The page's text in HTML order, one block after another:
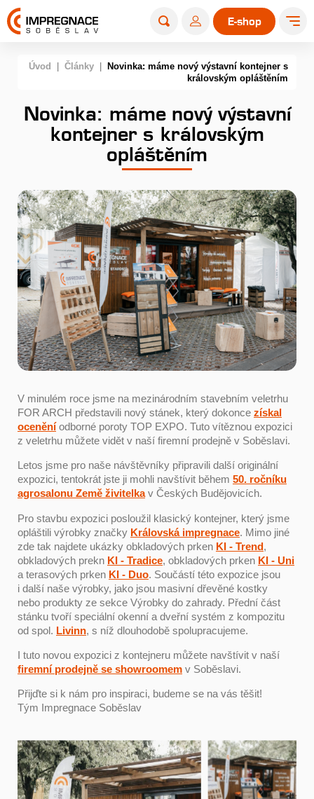
E-shop
Úvod Články
Novinka: máme nový výstavní kontejner s
královským opláštěním
Novinka: máme nový výstavní
kontejner s královským
opláštěním
V minulém roce jsme na mezinárodním stavebním veletrhu
FOR ARCH představili nový stánek, který dokonce získal
oceněníodborné poroty TOP EXPO. Tuto vítěznou expozici
z veletrhu můžete vidět v naší firemní prodejně v Soběslavi.
Letos jsme pro naše návštěvníky připravili další originální
expozici, tentokrát jste ji mohli navštívit během 50. ročníku
agrosalonu Země živitelkav Českých Budějovicích.
Pro stavbu expozici posloužil klasický kontejner, který jsme
opláštili výrobky značky Královská impregnace. Mimo jiné
zde tak najdete ukázky obkladových prken KI - Trend,
obkladových prekn KI - Tradice, obkladových prken KI - Uni
a terasových prken KI - Duo. Součástí této expozice jsou
i další naše výrobky, jako jsou masivní dřevěné kostky
nebo produkty ze sekce Výrobky do zahrady. Přední část
stánku tvoří speciální okenní a dveřní systém z kompozitu
od spol. Livinn, s níž dlouhodobě spolupracujeme.
I tuto novou expozici z kontejneru můžete navštívit v naší
firemní prodejně se showroomem v Soběslavi.
Přijďte si k nám pro inspiraci, budeme se na vás těšit!
Tým Impregnace Soběslav